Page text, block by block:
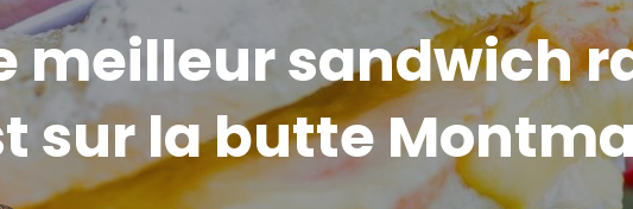
meilleur sandwich
sur la butte